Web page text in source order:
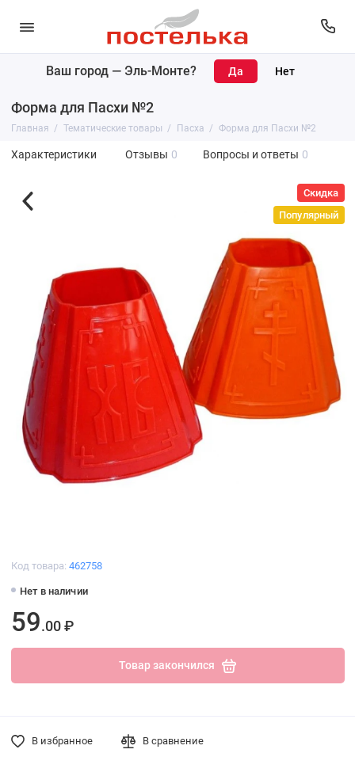
Ваш город — Эль-Монте?
Форма для Пасхи №2
Главная Тематические товары Пасха Форма для Пасхи №2
Характеристики Отзывы 0 Вопросы и ответы 0
Скидка
Популярный
Код товара: 462758
Нет в наличии
59.00 ₽
Товар закончился
В избранное В сравнение